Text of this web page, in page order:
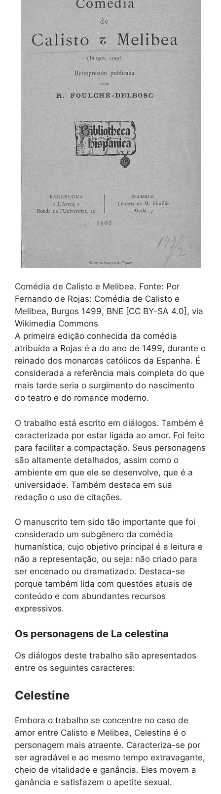
Comédia de Calisto e Melibea. Fonte: Por
Fernando de Rojas: Comédia de Calisto e
Melibea, Burgos 1499, BNE [CC BY-SA 4.0], via
Wikimedia Commons
A primeira edição conhecida da comédia
atribuída a Rojas é a do ano de 1499, durante o
reinado dos monarcas católicos da Espanha. É
considerada a referência mais completa do que
mais tarde seria o surgimento do nascimento
do teatro e do romance moderno.
O trabalho está escrito em diálogos. Também é
caracterizada por estar ligada ao amor. Foi feito
para facilitar a compactação. Seus personagens
são altamente detalhados, assim como o
ambiente em que ele se desenvolve, que é a
universidade. Também destaca em sua
redação o uso de citações.
O manuscrito tem sido tão importante que foi
considerado um subgênero da comédia
humanística, cujo objetivo principal é a leitura e
não a representação, ou seja: não criado para
ser encenado ou dramatizado. Destaca-se
porque também lida com questões atuais de
conteúdo e com abundantes recursos
expressivos.
Os personagens de La celestina
Os diálogos deste trabalho são apresentados
entre os seguintes caracteres:
Celestine
Embora o trabalho se concentre no caso de
amor entre Calisto e Melibea, Celestina é o
personagem mais atraente. Caracteriza-se por
ser agradável e ao mesmo tempo extravagante,
cheio de vitalidade e ganância. Eles movem a
ganância e satisfazem o apetite sexual.